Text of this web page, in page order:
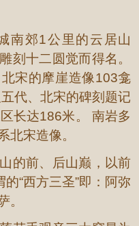
南郊1公里的云居山
刻十二圆觉而得名。
宋的摩崖造像103龛
代、北宋的碑刻题记
长达186米。 南岩多
北宋造像。
的前、后山巅，以前
“西方三圣”即：阿弥
。